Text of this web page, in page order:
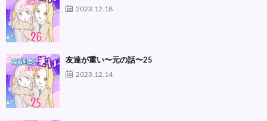
2023.12.18
友達が重い〜元の話〜25
2023.12.14